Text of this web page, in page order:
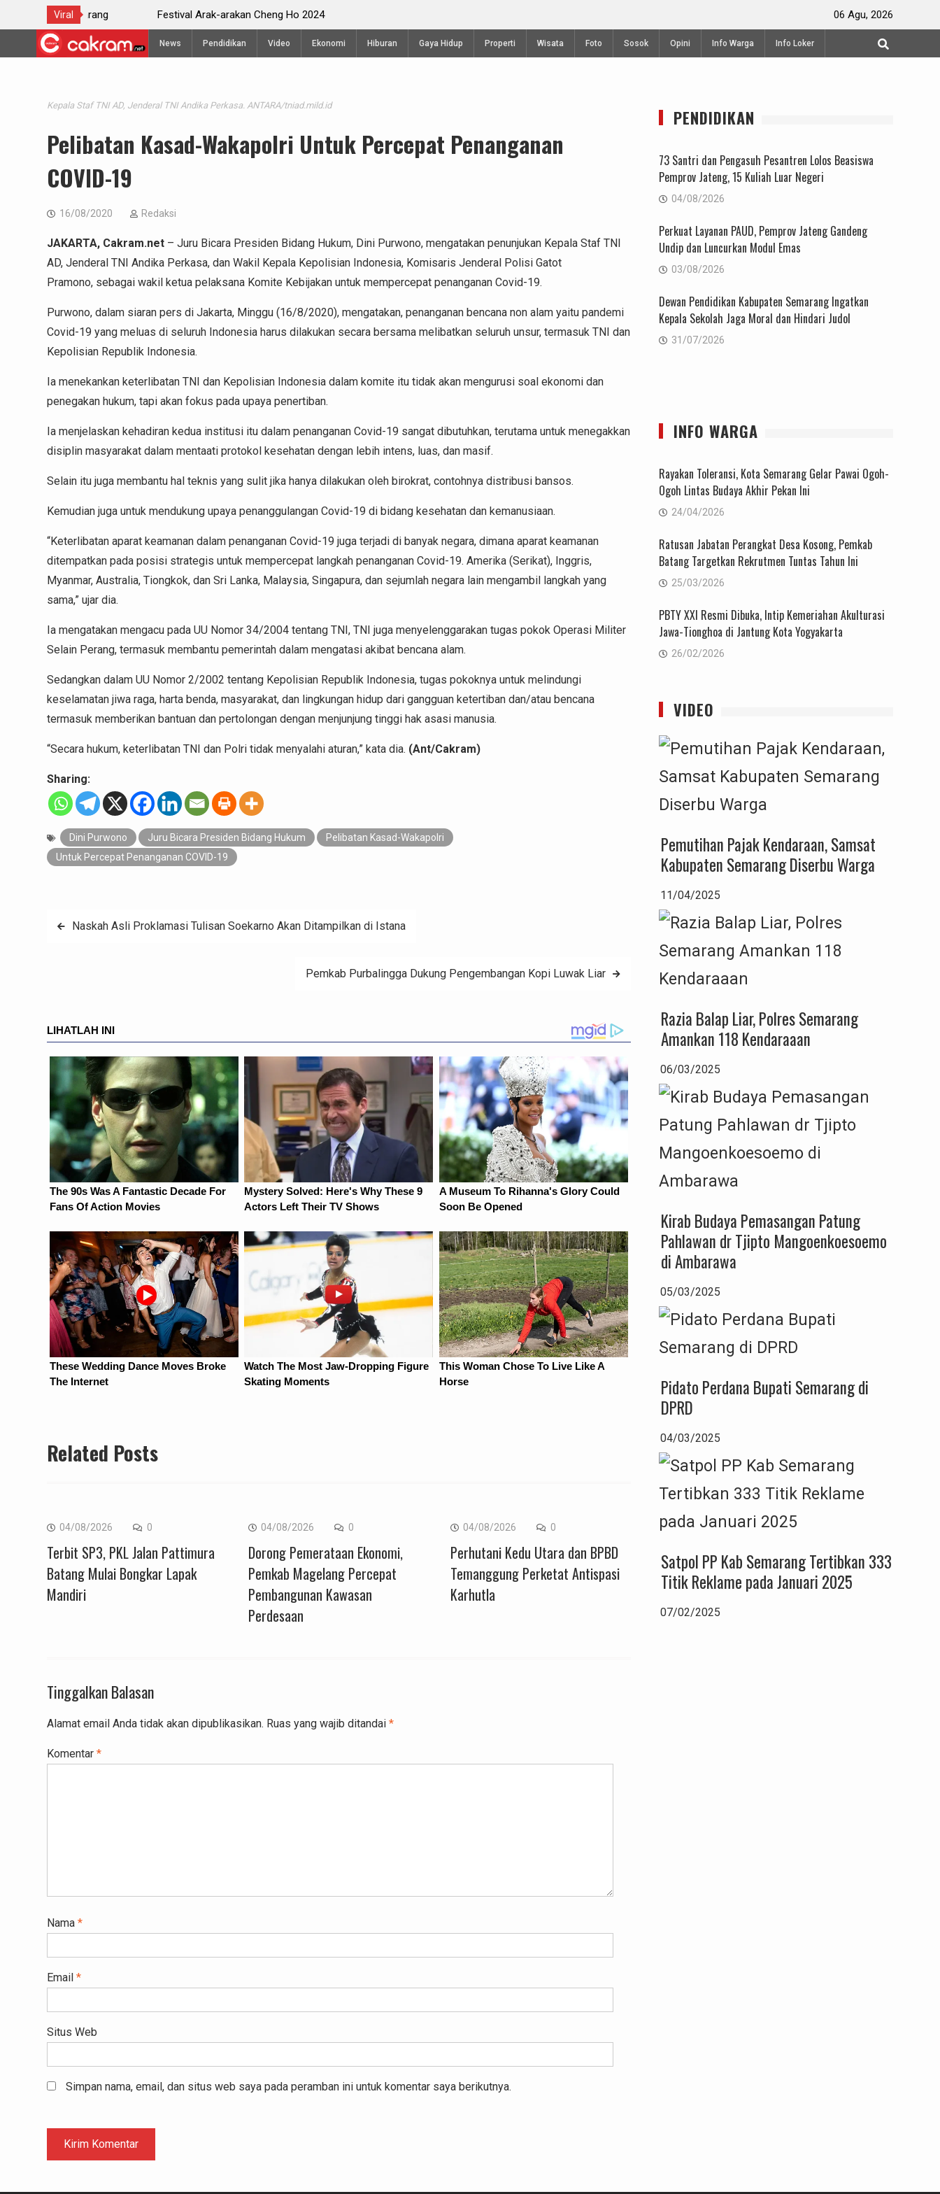
Viral Festival Arak-arakan Cheng Ho 2024
Telomoyo VIII 2024
Perayaan Waisak di Vihara Mahavira Semarang Produksi
06 Agu, 2026
to
News Pendidikan Video Ekonomi Hiburan Gaya Hidup Properti Wisata Foto Sosok Opini Info Warga Info Loker
Kepala Staf TNI AD, Jenderal TNI Andika Perkasa. ANTARA/tniad.mild.id
Pelibatan Kasad-Wakapolri Untuk Percepat Penanganan
COVID-19
16/08/2020 Redaksi
JAKARTA, Cakram.net – Juru Bicara Presiden Bidang Hukum, Dini Purwono, mengatakan penunjukan Kepala Staf TNI
AD, Jenderal TNI Andika Perkasa, dan Wakil Kepala Kepolisian Indonesia, Komisaris Jenderal Polisi Gatot
Pramono, sebagai wakil ketua pelaksana Komite Kebijakan untuk mempercepat penanganan Covid-19.
Purwono, dalam siaran pers di Jakarta, Minggu (16/8/2020), mengatakan, penanganan bencana non alam yaitu pandemi
Covid-19 yang meluas di seluruh Indonesia harus dilakukan secara bersama melibatkan seluruh unsur, termasuk TNI dan
Kepolisian Republik Indonesia.
Ia menekankan keterlibatan TNI dan Kepolisian Indonesia dalam komite itu tidak akan mengurusi soal ekonomi dan
penegakan hukum, tapi akan fokus pada upaya penertiban.
Ia menjelaskan kehadiran kedua institusi itu dalam penanganan Covid-19 sangat dibutuhkan, terutama untuk menegakkan
disiplin masyarakat dalam mentaati protokol kesehatan dengan lebih intens, luas, dan masif.
Selain itu juga membantu hal teknis yang sulit jika hanya dilakukan oleh birokrat, contohnya distribusi bansos.
Kemudian juga untuk mendukung upaya penanggulangan Covid-19 di bidang kesehatan dan kemanusiaan.
“Keterlibatan aparat keamanan dalam penanganan Covid-19 juga terjadi di banyak negara, dimana aparat keamanan
ditempatkan pada posisi strategis untuk mempercepat langkah penanganan Covid-19. Amerika (Serikat), Inggris,
Myanmar, Australia, Tiongkok, dan Sri Lanka, Malaysia, Singapura, dan sejumlah negara lain mengambil langkah yang
sama,” ujar dia.
Ia mengatakan mengacu pada UU Nomor 34/2004 tentang TNI, TNI juga menyelenggarakan tugas pokok Operasi Militer
Selain Perang, termasuk membantu pemerintah dalam mengatasi akibat bencana alam.
Sedangkan dalam UU Nomor 2/2002 tentang Kepolisian Republik Indonesia, tugas pokoknya untuk melindungi
keselamatan jiwa raga, harta benda, masyarakat, dan lingkungan hidup dari gangguan ketertiban dan/atau bencana
termasuk memberikan bantuan dan pertolongan dengan menjunjung tinggi hak asasi manusia.
“Secara hukum, keterlibatan TNI dan Polri tidak menyalahi aturan,” kata dia. (Ant/Cakram)
Sharing:
Dini Purwono Juru Bicara Presiden Bidang Hukum
Pelibatan Kasad-Wakapolri
Untuk Percepat Penanganan COVID-19
Navigasi
Naskah Asli Proklamasi Tulisan Soekarno Akan Ditampilkan di Istana
Pemkab Purbalingga Dukung Pengembangan Kopi Luwak Liar
Related Posts
04/08/2026 0
Terbit SP3, PKL Jalan Pattimura
Batang Mulai Bongkar Lapak
Mandiri
04/08/2026 0
Dorong Pemerataan Ekonomi,
Pemkab Magelang Percepat
Pembangunan Kawasan
Perdesaan
04/08/2026 0
Perhutani Kedu Utara dan BPBD
Temanggung Perketat Antispasi
Karhutla
Tinggalkan Balasan
Alamat email Anda tidak akan dipublikasikan. Ruas yang wajib ditandai *
Komentar *
Nama *
Email *
Situs Web
Simpan nama, email, dan situs web saya pada peramban ini untuk komentar saya berikutnya.
PENDIDIKAN
73 Santri dan Pengasuh Pesantren Lolos Beasiswa
Pemprov Jateng, 15 Kuliah Luar Negeri
04/08/2026
Perkuat Layanan PAUD, Pemprov Jateng Gandeng
Undip dan Luncurkan Modul Emas
03/08/2026
Dewan Pendidikan Kabupaten Semarang Ingatkan
Kepala Sekolah Jaga Moral dan Hindari Judol
31/07/2026
INFO WARGA
Rayakan Toleransi, Kota Semarang Gelar Pawai Ogoh-
Ogoh Lintas Budaya Akhir Pekan Ini
24/04/2026
Ratusan Jabatan Perangkat Desa Kosong, Pemkab
Batang Targetkan Rekrutmen Tuntas Tahun Ini
25/03/2026
PBTY XXI Resmi Dibuka, Intip Kemeriahan Akulturasi
Jawa-Tionghoa di Jantung Kota Yogyakarta
26/02/2026
VIDEO
Pemutihan Pajak Kendaraan, Samsat
Kabupaten Semarang Diserbu Warga
11/04/2025
Razia Balap Liar, Polres Semarang
Amankan 118 Kendaraaan
06/03/2025
Kirab Budaya Pemasangan Patung
Pahlawan dr Tjipto Mangoenkoesoemo
di Ambarawa
05/03/2025
Pidato Perdana Bupati Semarang di
DPRD
04/03/2025
Satpol PP Kab Semarang Tertibkan 333
Titik Reklame pada Januari 2025
07/02/2025